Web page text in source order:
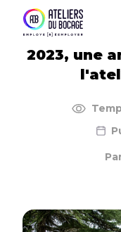
2023, une
Panneau de gestion